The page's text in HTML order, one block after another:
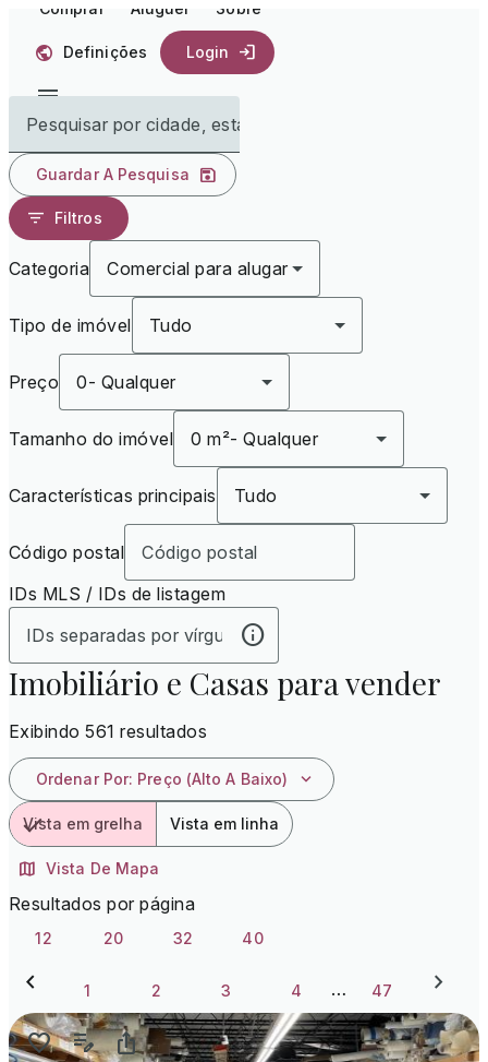
Comprar Aluguer Sobre
Definições Login
Pesquisar por cidade, estado ou país
Guardar A Pesquisa
Filtros
Categoria Comercial para alugar
Tipo de imóvel Tudo
Preço 0- Qualquer
Tamanho do imóvel 0 m²- Qualquer
Características principais Tudo
Código postal
IDs MLS / IDs de listagem
Imobiliário e Casas para vender
Exibindo 561 resultados
Ordenar Por: Preço (alto A Baixo)
Vista em grelha Vista em linha
Vista De Mapa
Resultados por página
12 20 32 40
1 2 3 4 … 47